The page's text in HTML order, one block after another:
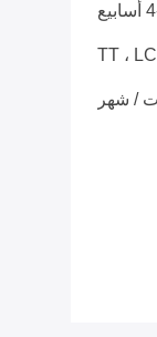
TT ، LC